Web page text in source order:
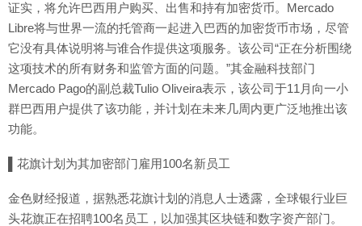
证实，将允许巴西用户购买、出售和持有加密货币。Mercado
Libre将与世界一流的托管商一起进入巴西的加密货币市场，尽管
它没有具体说明将与谁合作提供这项服务。该公司“正在分析围绕
这项技术的所有财务和监管方面的问题。”其金融科技部门
Mercado Pago的副总裁Tulio Oliveira表示，该公司于11月向一小
群巴西用户提供了该功能，并计划在未来几周内更广泛地推出该
功能。
▌花旗计划为其加密部门雇用100名新员工
金色财经报道，据熟悉花旗计划的消息人士透露，全球银行业巨
头花旗正在招聘100名员工，以加强其区块链和数字资产部门。